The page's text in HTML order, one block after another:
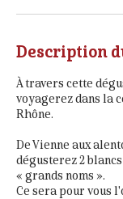
Description
À travers cette
voyagerez dans la
Rhône.
De Vienne aux
dégusterez 2
« grands noms ».
Ce sera pour vous